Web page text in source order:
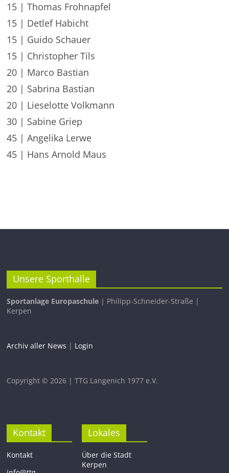
15 | Thomas Frohnapfel
15 | Detlef Habicht
15 | Guido Schauer
15 | Christopher Tils
20 | Marco Bastian
20 | Sabrina Bastian
20 | Lieselotte Volkmann
30 | Sabine Griep
45 | Angelika Lerwe
45 | Hans Arnold Maus
Unsere Sporthalle
Sportanlage Europaschule | Philipp-Schneider-Straße |
Kerpen
Archiv aller News | Login
Copyright © 2026 | TTG Langenich 1977 e.V.
Kontakt
Kontakt
Lokales
Über die Stadt
Kerpen